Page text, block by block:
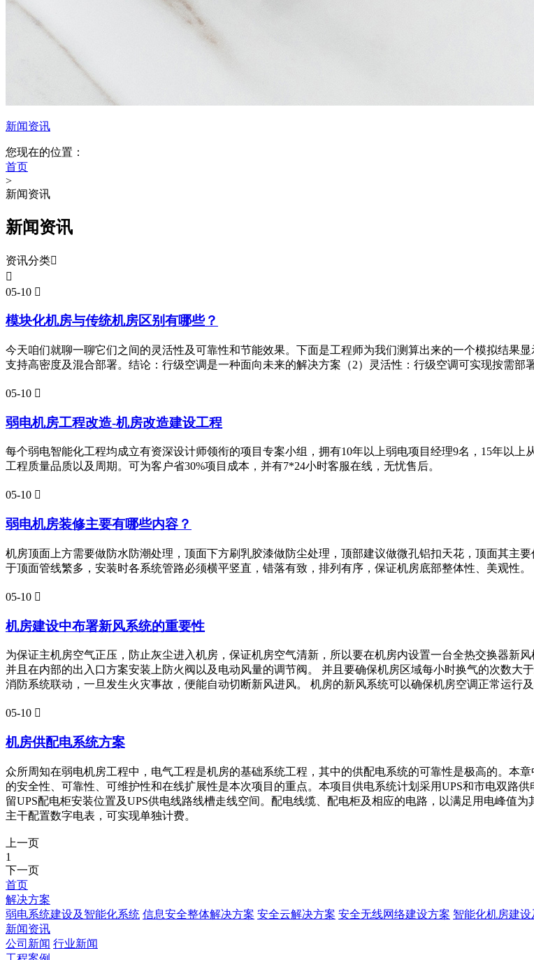
新闻资讯
您现在的位置：
首页
>
新闻资讯
新闻资讯
资讯分类

05-10 
模块化机房与传统机房区别有哪些？
今天咱们就聊一聊它们之间的灵活性及可靠性和节能效果。下面是工程师为我们测算出来的一个模拟结果
支持高密度及混合部署。结论：行级空调是一种面向未来的解决方案（2）灵活性：行级空调可实现按需部
05-10 
弱电机房工程改造-机房改造建设工程
每个弱电智能化工程均成立有资深设计师领衔的项目专案小组，拥有10年以上弱电项目经理9名，15年以
工程质量品质以及周期。可为客户省30%项目成本，并有7*24小时客服在线，无忧售后。
05-10 
弱电机房装修主要有哪些内容？
机房顶面上方需要做防水防潮处理，顶面下方刷乳胶漆做防尘处理，顶部建议做微孔铝扣天花，顶面其主
于顶面管线繁多，安装时各系统管路必须横平竖直，错落有致，排列有序，保证机房底部整体性、美观性。
05-10 
机房建设中布署新风系统的重要性
为保证主机房空气正压，防止灰尘进入机房，保证机房空气清新，所以要在机房内设置一台全热交换器新
并且在内部的出入口方案安装上防火阀以及电动风量的调节阀。 并且要确保机房区域每小时换气的次数
消防系统联动，一旦发生火灾事故，便能自动切断新风进风。 机房的新风系统可以确保机房空调正常运行及
05-10 
机房供配电系统方案
众所周知在弱电机房工程中，电气工程是机房的基础系统工程，其中的供配电系统的可靠性是极高的。本
的安全性、可靠性、可维护性和在线扩展性是本次项目的重点。本项目供电系统计划采用UPS和市电双路
留UPS配电柜安装位置及UPS供电线路线槽走线空间。配电线缆、配电柜及相应的电路，以满足用电峰值
主干配置数字电表，可实现单独计费。
上一页
1
下一页
首页
解决方案
弱电系统建设及智能化系统 信息安全整体解决方案 安全云解决方案 安全无线网络建设方案 智能化机房建设
新闻资讯
公司新闻 行业新闻